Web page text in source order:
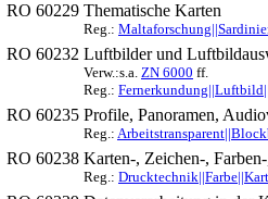
RO 60229 Thematische Karten
Reg.:
RO 60232 Luftbilder und
Verw.:s.a. ZN 6000 ff.
Reg.:
RO 60235 Profile, Panoramen,
Reg.:
RO 60238 Karten-, Zeichen-,
Reg.: